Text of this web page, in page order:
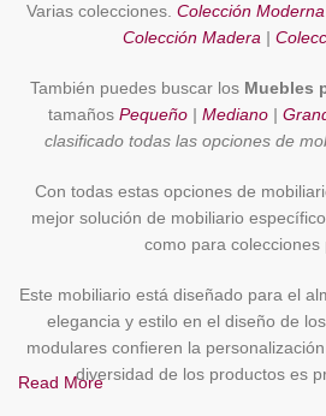
Varias colecciones. Colección Moderna
Colección Madera |
También puedes buscar los Muebles
tamaños Pequeño | Mediano |
clasificado todas las opciones de
Con todas estas opciones de
mejor solución de mobiliario
como para colecciones
Este mobiliario está diseñado para el
elegancia y estilo en el diseño de
modulares confieren la
diversidad de los productos es
Read More